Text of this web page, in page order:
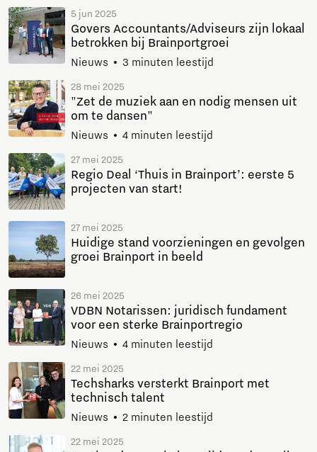
5 jun 2025
Govers Accountants/Adviseurs zijn lokaal
betrokken bij Brainportgroei
Nieuws 3 minuten leestijd
28 mei 2025
"Zet de muziek aan en nodig mensen uit
om te dansen"
Nieuws 4 minuten leestijd
27 mei 2025
Regio Deal ‘Thuis in Brainport’: eerste 5
projecten van start!
27 mei 2025
Huidige stand voorzieningen en gevolgen
groei Brainport in beeld
26 mei 2025
VDBN Notarissen: juridisch fundament
voor een sterke Brainportregio
Nieuws 4 minuten leestijd
22 mei 2025
Techsharks versterkt Brainport met
technisch talent
Nieuws 2 minuten leestijd
22 mei 2025